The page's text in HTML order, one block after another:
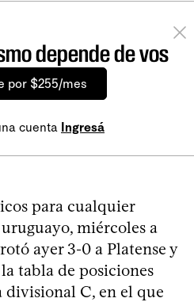
depende de vos
por $255/mes
cuenta Ingresá
para cualquier
miércoles a
ayer 3-0 a Platense y
tabla de posiciones
divisional C, en el que